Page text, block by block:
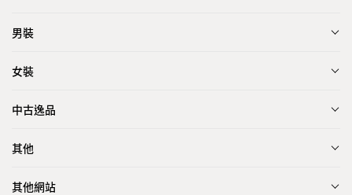
男裝
女裝
中古逸品
其他
其他網站